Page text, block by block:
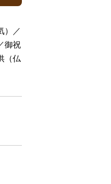
）／
御祝
（仏